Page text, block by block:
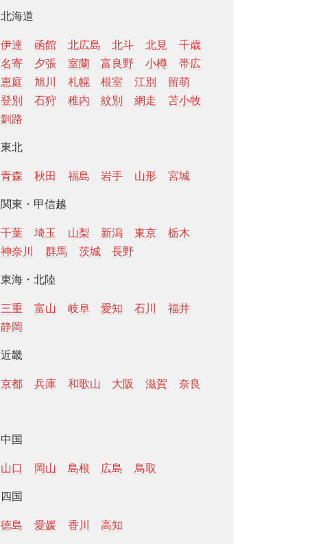
北海道
伊達 函館 北広島 北斗 北見
千歳
名寄
夕張 室蘭 富良野 小樽
帯広
恵庭
旭川 札幌 根室 江別
留萌
登別
石狩 稚内 紋別 網走
苫小牧
釧路
東北
青森 秋田 福島 岩手 山形 宮城
関東・甲信越
千葉 埼玉 山梨 新潟 東京
栃木
神奈川
群馬 茨城 長野
東海・北陸
三重 富山 岐阜 愛知 石川
福井
静岡
近畿
京都 兵庫 和歌山 大阪 滋賀 奈良
中国
山口 岡山 島根 広島 鳥取
四国
徳島 愛媛 香川 高知